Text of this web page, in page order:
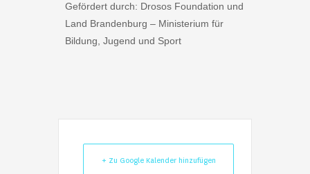
Gefördert durch: Drosos Foundation und
Land Brandenburg – Ministerium für
Bildung, Jugend und Sport
+ Zu Google Kalender hinzufügen